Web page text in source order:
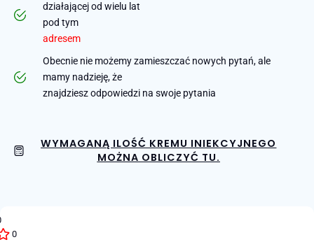
działającej od wielu lat
pod tym
adresem
Obecnie nie możemy zamieszczać nowych pytań, ale
mamy nadzieję, że
znajdziesz odpowiedzi na swoje pytania
WYMAGANĄ ILOŚĆ KREMU INIEKCYJNEGO
MOŻNA OBLICZYĆ TU.
0